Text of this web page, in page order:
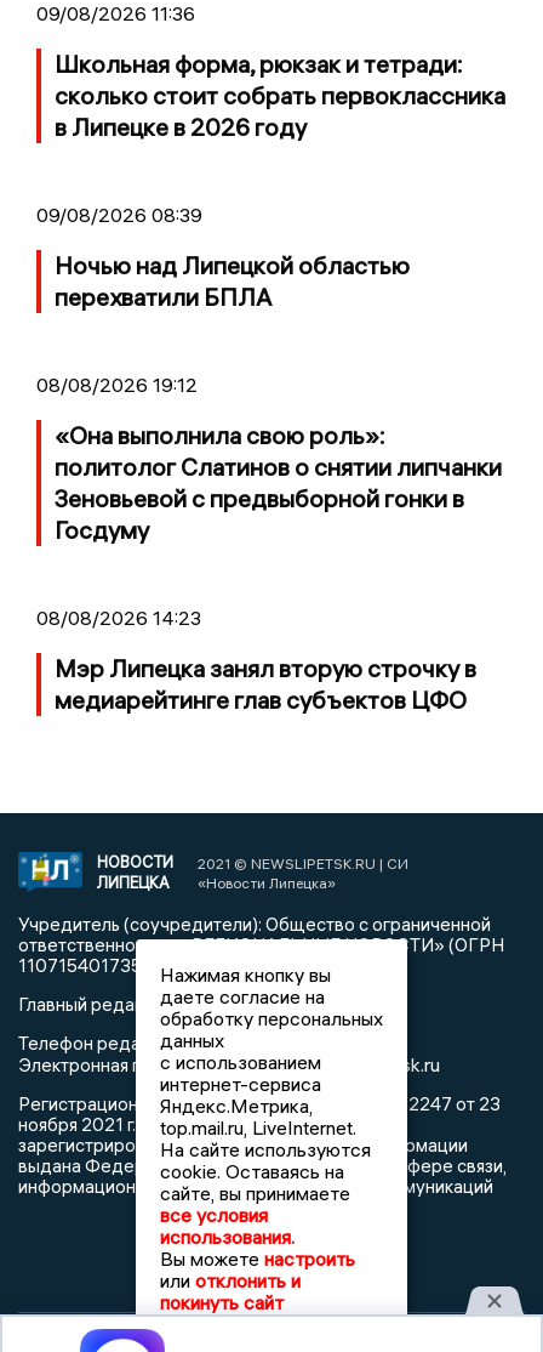
09/08/2026 11:36
Школьная форма, рюкзак и тетради:
сколько стоит собрать первоклассника
в Липецке в 2026 году
09/08/2026 08:39
Ночью над Липецкой областью
перехватили БПЛА
08/08/2026 19:12
«Она выполнила свою роль»:
политолог Слатинов о снятии липчанки
Зеновьевой с предвыборной гонки в
Госдуму
08/08/2026 14:23
Мэр Липецка занял вторую строчку в
медиарейтинге глав субъектов ЦФО
НОВОСТИ
ЛИПЕЦКА
2021 © NEWSLIPETSK.RU | СИ
«Новости Липецка»
Учредитель (соучредители): Общество с ограниченной
ответственностью «РЕГИОНАЛЬНЫЕ НОВОСТИ» (ОГРН
1107154017354)
Главный редактор: Герцог Е.Г.
Телефон редакции: +7 903 699 9427
Электронная почта редакции:info@newslipetsk.ru
Регистрационный номер: серия Эл № ФС77-82247 от 23
ноября 2021 г. согласно выписке из реестра
зарегистрированных средств массовой информации
выдана Федеральной службой по надзору в сфере связи,
информационных технологий и массовых коммуникаций
Нажимая кнопку вы
даете согласие на
обработку персональных
данных
с использованием
интернет-сервиса
Яндекс.Метрика,
top.mail.ru, LiveInternet.
На сайте используются
cookie. Оставаясь на
сайте, вы принимаете
все условия
использования.
Вы можете настроить
или отклонить и
покинуть сайт